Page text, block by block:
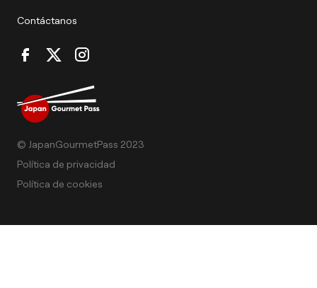
Contáctanos
© JapanGourmetPass 2023
Política de privacidad
Política de cookies